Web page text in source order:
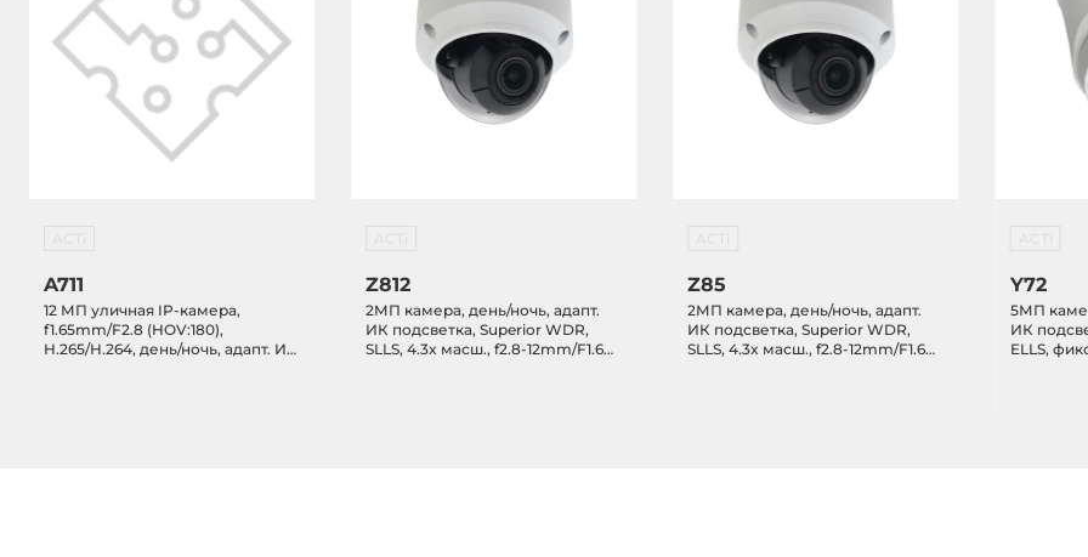
A711
12 МП уличная IP-камера,
f1.65mm/F2.8 (HOV:180),
H.265/H.264, день/ночь, адапт. ИК
Z812
2МП камера, день/ночь, адапт.
ИК подсветка, Superior WDR,
SLLS, 4.3x масш., f2.8-12mm/F1.6
Z85
2МП камера, день/ночь, адапт.
ИК подсветка, Superior WDR,
SLLS, 4.3x масш., f2.8-12mm/F1.6
Y72
5МП
ИК
ELLS,